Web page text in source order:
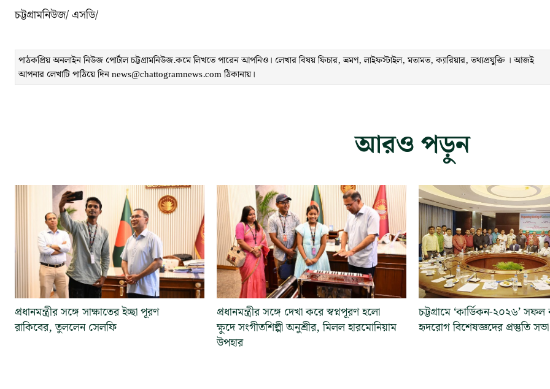
চট্টগ্রামনিউজ/ এসডি/
পাঠকপ্রিয় অনলাইন নিউজ পোর্টাল চট্টগ্রামনিউজ.কমে লিখতে পারেন আপনিও। লেখার বিষয় ফিচার, ভ্রমণ, লাইফস্টাইল, মতামত, ক্যারিয়ার, তথ্যপ্রযুক্তি । আজই
আপনার লেখাটি পাঠিয়ে দিন news@chattogramnews.com ঠিকানায়।
আরও পড়ুন
প্রধানমন্ত্রীর সঙ্গে সাক্ষাতের ইচ্ছা পূরণ
রাকিবের, তুললেন সেলফি
প্রধানমন্ত্রীর সঙ্গে দেখা করে স্বপ্নপূরণ হলো
ক্ষুদে সংগীতশিল্পী অনুশ্রীর, মিলল হারমোনিয়াম
উপহার
চট্টগ্রামে ‘কার্ডিকন-২০২৬’
হৃদরোগ বিশেষজ্ঞদের প্রস্তুতি সভা